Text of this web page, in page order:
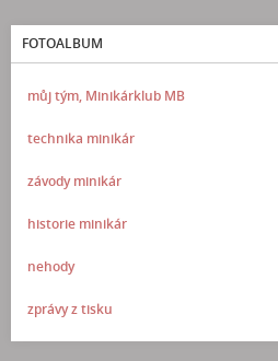
FOTOALBUM
můj tým, Minikárklub MB
technika minikár
závody minikár
historie minikár
nehody
zprávy z tisku